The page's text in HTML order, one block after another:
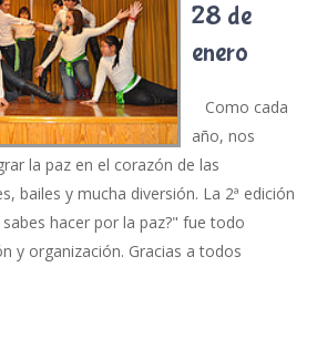
28 de
enero
Como cada
año, nos
la paz en el corazón de las
bailes y mucha diversión. La 2ª edición
hacer por la paz?" fue todo
y organización. Gracias a todos